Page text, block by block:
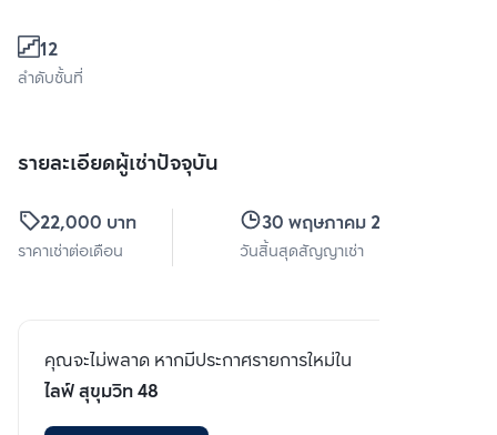
12
ลำดับชั้นที่
รายละเอียดผู้เช่าปัจจุบัน
22,000 บาท
ราคาเช่าต่อเดือน
30 พฤษภาคม 2570
วันสิ้นสุดสัญญาเช่า
คุณจะไม่พลาด หากมีประกาศรายการใหม่ใน
ไลฟ์ สุขุมวิท 48